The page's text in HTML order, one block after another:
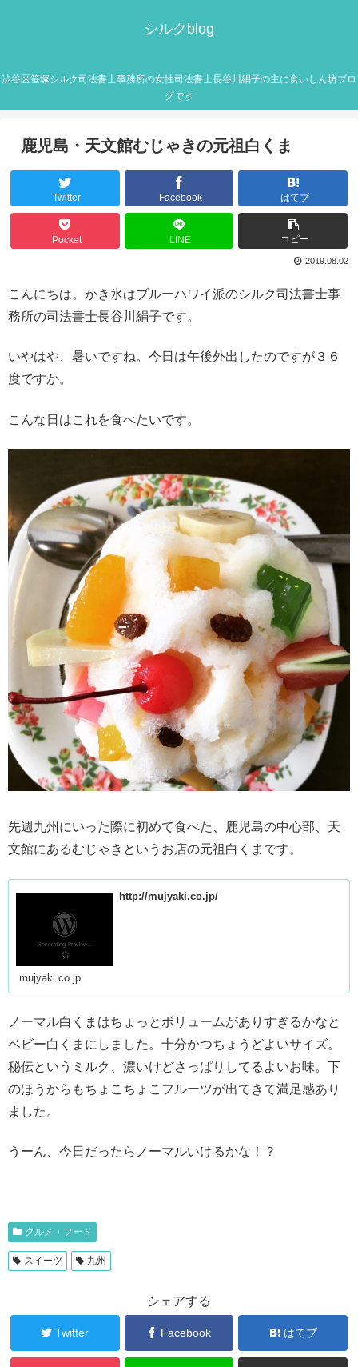
シルクblog
渋谷区笹塚シルク司法書士事務所の女性司法書士長谷川絹子の主に食いしん坊ブロ
グです
鹿児島・天文館むじゃきの元祖白くま
Twitter Facebook はてブ
Pocket LINE コピー
2019.08.02
こんにちは。かき氷はブルーハワイ派のシルク司法書士事
務所の司法書士長谷川絹子です。
いやはや、暑いですね。今日は午後外出したのですが３６
度ですか。
こんな日はこれを食べたいです。
先週九州にいった際に初めて食べた、鹿児島の中心部、天
文館にあるむじゃきというお店の元祖白くまです。
http://mujyaki.co.jp/
mujyaki.co.jp
ノーマル白くまはちょっとボリュームがありすぎるかなと
ベビー白くまにしました。十分かつちょうどよいサイズ。
秘伝というミルク、濃いけどさっぱりしてるよいお味。下
のほうからもちょこちょこフルーツが出てきて満足感あり
ました。
うーん、今日だったらノーマルいけるかな！？
グルメ・フード
スイーツ 九州
シェアする
Twitter Facebook はてブ